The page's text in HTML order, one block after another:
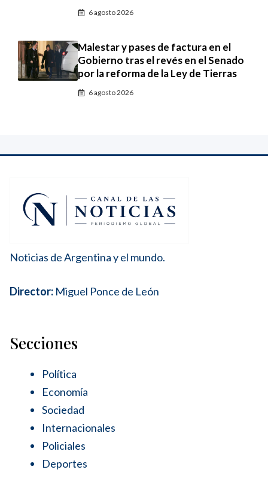
6 agosto 2026
Malestar y pases de factura en el
Gobierno tras el revés en el Senado
por la reforma de la Ley de Tierras
6 agosto 2026
Noticias de Argentina y el mundo.
Director: Miguel Ponce de León
Secciones
Política
Economía
Sociedad
Internacionales
Policiales
Deportes